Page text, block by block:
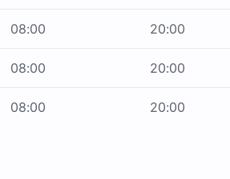
08:00 20:00
08:00 20:00
08:00 20:00